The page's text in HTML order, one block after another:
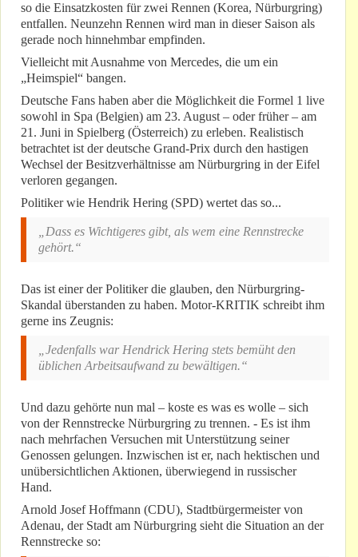
so die Einsatzkosten für zwei Rennen (Korea, Nürburgring)
entfallen. Neunzehn Rennen wird man in dieser Saison als
gerade noch hinnehmbar empfinden.
Vielleicht mit Ausnahme von Mercedes, die um ein
„Heimspiel“ bangen.
Deutsche Fans haben aber die Möglichkeit die Formel 1 live
sowohl in Spa (Belgien) am 23. August – oder früher – am
21. Juni in Spielberg (Österreich) zu erleben. Realistisch
betrachtet ist der deutsche Grand-Prix durch den hastigen
Wechsel der Besitzverhältnisse am Nürburgring in der Eifel
verloren gegangen.
Politiker wie Hendrik Hering (SPD) wertet das so...
„Dass es Wichtigeres gibt, als wem eine Rennstrecke
gehört.“
Das ist einer der Politiker die glauben, den Nürburgring-
Skandal überstanden zu haben. Motor-KRITIK schreibt ihm
gerne ins Zeugnis:
„Jedenfalls war Hendrick Hering stets bemüht den
üblichen Arbeitsaufwand zu bewältigen.“
Und dazu gehörte nun mal – koste es was es wolle – sich
von der Rennstrecke Nürburgring zu trennen. - Es ist ihm
nach mehrfachen Versuchen mit Unterstützung seiner
Genossen gelungen. Inzwischen ist er, nach hektischen und
unübersichtlichen Aktionen, überwiegend in russischer
Hand.
Arnold Josef Hoffmann (CDU), Stadtbürgermeister von
Adenau, der Stadt am Nürburgring sieht die Situation an der
Rennstrecke so: